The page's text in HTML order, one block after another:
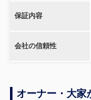
保証内容
会社の信頼性
オーナー・大家